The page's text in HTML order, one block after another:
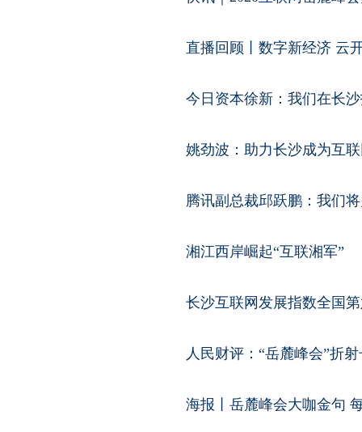
直播回顾丨数字新经济 云
今日资本徐新：我们在长
姚劲波：助力长沙成为互
腾讯副总裁邱跃鹏：我们
湘江西岸崛起“互联湘军”
长沙互联网发展指数全国
人民财评：“岳麓峰会”折
海报丨岳麓峰会大咖金句